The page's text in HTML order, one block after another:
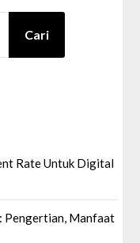
Cari
Rate Untuk Digital
Pengertian, Manfaat